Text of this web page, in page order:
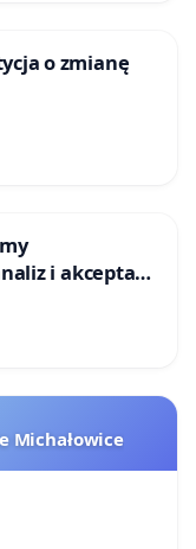
o zmianę
i akceptacji
Michałowice